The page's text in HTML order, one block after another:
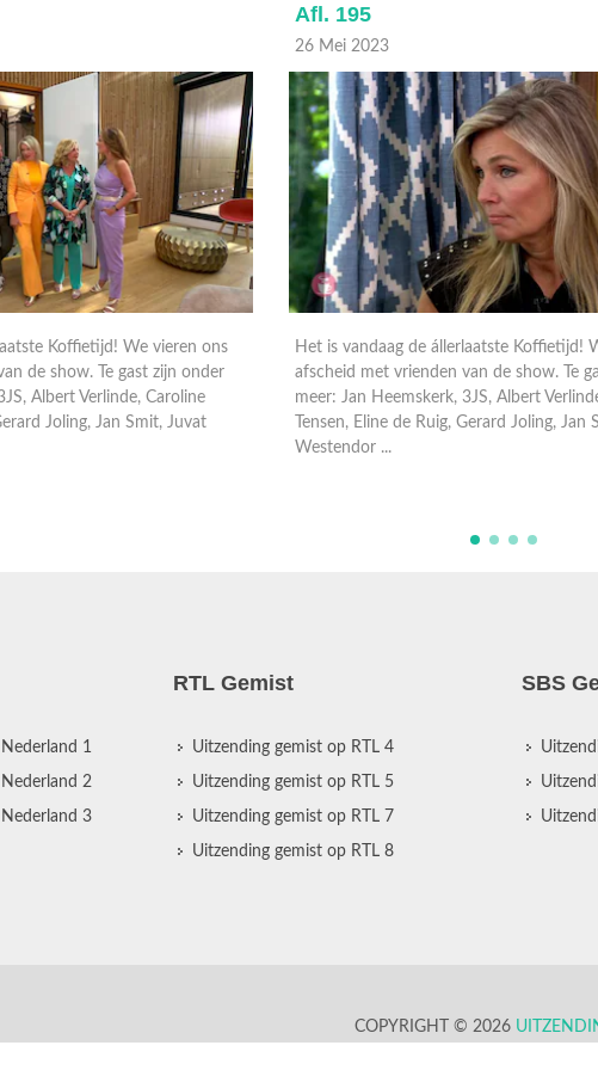
Koffietijd! We vieren ons
de show. Te gast zijn onder
Albert Verlinde, Caroline
Joling, Jan Smit, Juvat
Afl. 194
25 Mei 2023
Met in deze uitzending: -Frans Bauer is
heen vaak bij ons te gast geweest. We
terug en samen met Sieneke zingt hij het
Con Dios. -Marrit de Lang met tips om
nieuw leven in t ...
1
2
3
RTL Gemist
Uitzending gemist op RTL 4
Uitzending gemist op RTL 5
Uitzending gemist op RTL 7
Uitzending gemist op RTL 8
SBS
COPYRIGHT © 2026